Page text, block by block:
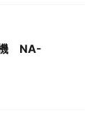
機 NA-